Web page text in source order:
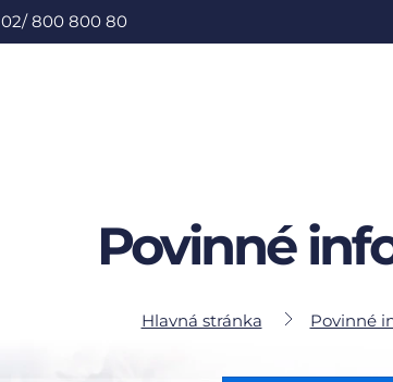
02/ 800 800 80
Povinné
Hlavná stránka Povinné